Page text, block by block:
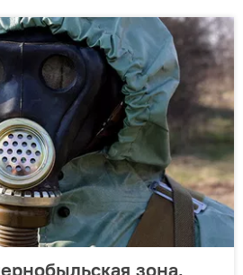
зона,